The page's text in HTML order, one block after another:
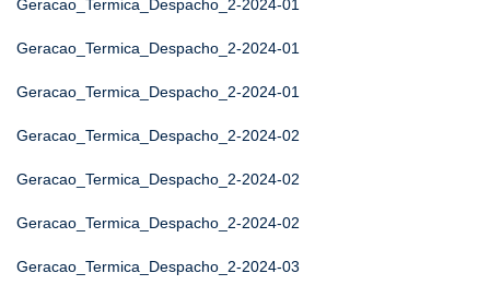
Geracao_Termica_Despacho_2-2024-01
Geracao_Termica_Despacho_2-2024-01
Geracao_Termica_Despacho_2-2024-01
Geracao_Termica_Despacho_2-2024-02
Geracao_Termica_Despacho_2-2024-02
Geracao_Termica_Despacho_2-2024-02
Geracao_Termica_Despacho_2-2024-03